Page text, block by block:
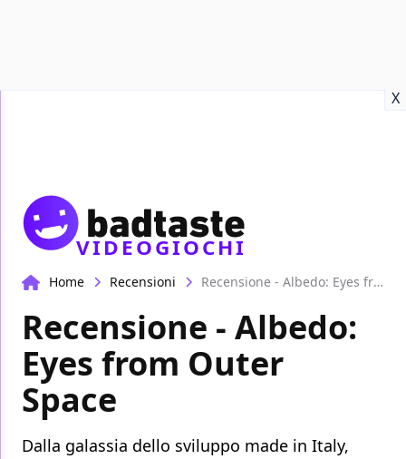
X
VIDEOGIOCHI
Home Recensioni Recensione - Albedo: Eyes from Outer Space
Recensione - Albedo:
Eyes from Outer
Space
Dalla galassia dello sviluppo made in Italy,